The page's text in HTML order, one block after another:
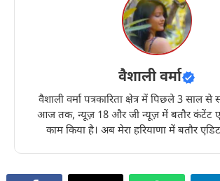
वैशाली वर्मा
वैशाली वर्मा पत्रकारिता क्षेत्र में पिछले 3 साल से
आज तक, न्यूज़ 18 और जी न्यूज़ में बतौर कंटेंट
काम किया है। अब मेरा हरियाणा में बतौर